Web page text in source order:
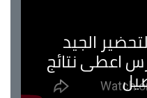
الجيد
اعطى نتائج